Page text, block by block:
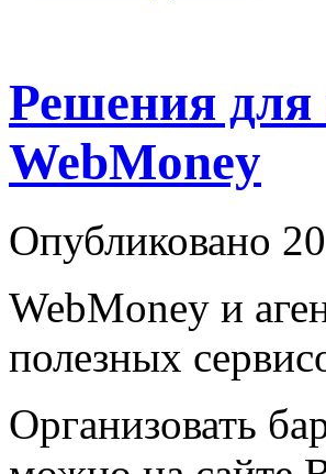
Решения для
WebMoney
Опубликовано
WebMoney и
полезных
Организовать